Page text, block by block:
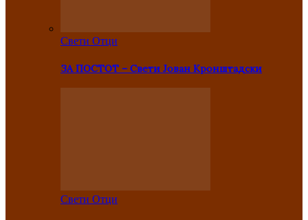
Свети Отци
ЗА ПОСТОТ – Свети Јован Кронштадски
Свети Отци